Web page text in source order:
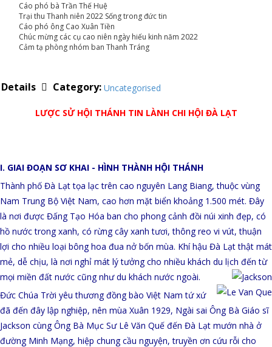
Cáo phó bà Trần Thế Huệ
Trại thu Thanh niên 2022 Sống trong đức tin
Cáo phó ông Cao Xuân Tiền
Chúc mừng các cụ cao niên ngày hiếu kinh năm 2022
Cảm tạ phòng nhóm ban Thanh Tráng
Details Category: Uncategorised
LƯỢC SỬ HỘI THÁNH TIN LÀNH CHI HỘI ĐÀ LẠT
I. GIAI ĐOẠN SƠ KHAI - HÌNH THÀNH HỘI THÁNH
Thành phố Đà Lạt tọa lạc trên cao nguyên Lang Biang, thuộc vùng
Nam Trung Bộ Việt Nam, cao hơn mặt biển khoảng 1.500 mét. Đây
là nơi được Đấng Tạo Hóa ban cho phong cảnh đồi núi xinh đẹp, có
hồ nước trong xanh, có rừng cây xanh tươi, thông reo vi vút, thuận
lợi cho nhiều loại bông hoa đua nở bốn mùa. Khí hậu Đà Lạt thật mát
mẻ, dễ chịu, là nơi nghỉ mát lý tưởng cho nhiều khách du lịch đến từ
mọi miền đất nước cũng như du khách nước ngoài.
Đức Chúa Trời yêu thương đồng bào Việt Nam tứ xứ
đã đến đây lập nghiệp, nên mùa Xuân 1929, Ngài sai Ông Bà Giáo sĩ
Jackson cùng Ông Bà Mục Sư Lê Văn Quế đến Đà Lạt mướn nhà ở
đường Minh Mạng, hiệp chung cầu nguyện, truyền ơn cứu rỗi cho